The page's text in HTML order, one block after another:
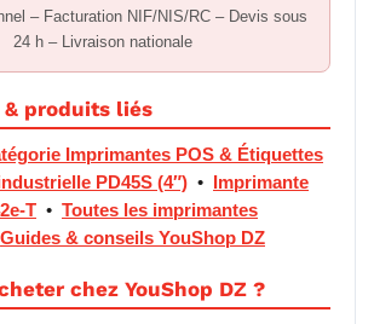
– Facturation NIF/NIS/RC – Devis sous
24 h – Livraison nationale
& produits liés
Imprimantes POS & Étiquettes
PD45S (4″) •
Imprimante
T • Toutes les imprimantes
Guides & conseils YouShop DZ
chez YouShop DZ ?